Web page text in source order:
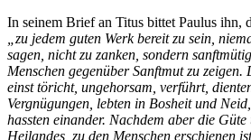
In seinem Brief an Titus bittet Paulus ihn,
„zu jedem guten Werk bereit zu sein,
sagen, nicht zu zanken, sondern
Menschen gegenüber Sanftmut zu
einst töricht, ungehorsam, verführt,
Vergnügungen, lebten in Bosheit und
hassten einander. Nachdem aber die
Heilandes, zu den Menschen erschienen